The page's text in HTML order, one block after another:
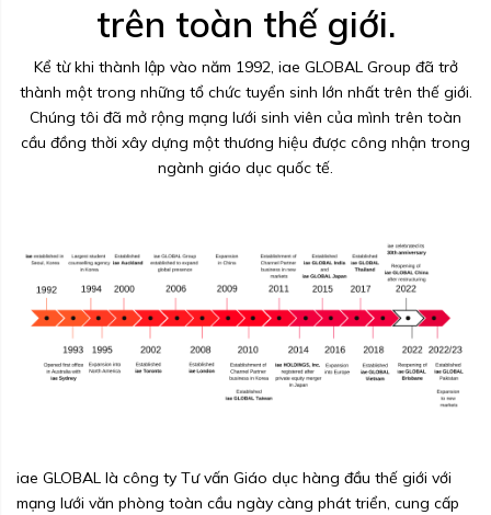
trên toàn thế giới.
Kể từ khi thành lập vào năm 1992, iae GLOBAL Group đã trở
thành một trong những tổ chức tuyển sinh lớn nhất trên thế giới.
Chúng tôi đã mở rộng mạng lưới sinh viên của mình trên toàn
cầu đồng thời xây dựng một thương hiệu được công nhận trong
ngành giáo dục quốc tế.
iae GLOBAL là công ty Tư vấn Giáo dục hàng đầu thế giới với
mạng lưới văn phòng toàn cầu ngày càng phát triển, cung cấp